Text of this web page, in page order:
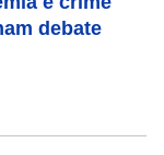
debate